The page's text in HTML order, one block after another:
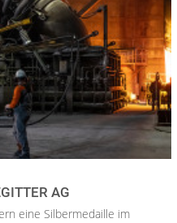
AG
eine Silbermedaille im